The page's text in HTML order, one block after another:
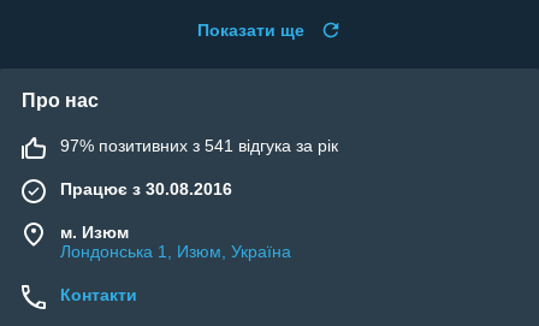
Показати ще
Про нас
97% позитивних з 541 відгука за рік
Працює з 30.08.2016
м. Изюм
Лондонська 1, Изюм, Україна
Контакти